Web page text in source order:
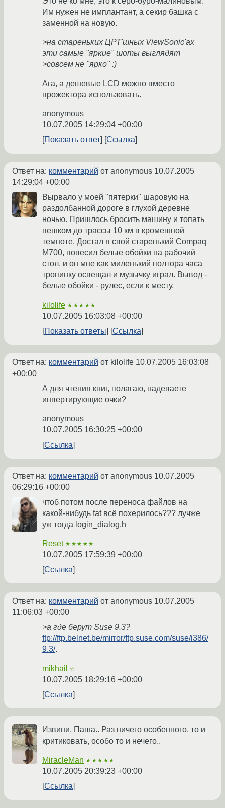
Им нужен не имплантант, а секир башка с
заменной на новую.
>на стареньких ЦРТ'шных ViewSonic'ах
эти самые "яркие" шоты выглядят
>совсем не "ярко" :)
Ага, а дешевые LCD можно вместо
прожектора использовать.
anonymous
10.07.2005 14:29:04 +00:00
Показать ответ
Ссылка
Ответ на: комментарий от anonymous 10.07.2005
14:29:04 +00:00
Вырвало у моей "пятерки" шаровую на
раздолбанной дороге в глухой деревне
ночью. Пришлось бросить машину и топать
пешком до трассы 10 км в кромешной
темноте. Достал я свой старенький Compaq
M700, повесил белые обойки на рабочий
стол, и он мне как миленький полтора часа
тропинку освещал и музычку играл. Вывод -
белые обойки - рулес, если к месту.
kilolife ★★★★★
10.07.2005 16:03:08 +00:00
Показать ответы
Ссылка
Ответ на: комментарий от kilolife 10.07.2005 16:03:08
+00:00
А для чтения книг, полагаю, надеваете
инвертирующие очки?
anonymous
10.07.2005 16:30:25 +00:00
Ссылка
Ответ на: комментарий от anonymous 10.07.2005
06:29:16 +00:00
чтоб потом после переноса файлов на
какой-нибудь fat всё похерилось??? лучже
уж тогда login_dialog.h
Reset ★★★★★
10.07.2005 17:59:39 +00:00
Ссылка
Ответ на: комментарий от anonymous 10.07.2005
11:06:03 +00:00
>а где берут Suse 9.3?
ftp://ftp.belnet.be/mirror/ftp.suse.com/suse/i386/
9.3/.
mikhail ☆
10.07.2005 18:29:16 +00:00
Ссылка
Извини, Паша.. Раз ничего особенного, то и
критиковать, особо то и нечего..
MiracleMan ★★★★★
10.07.2005 20:39:23 +00:00
Ссылка